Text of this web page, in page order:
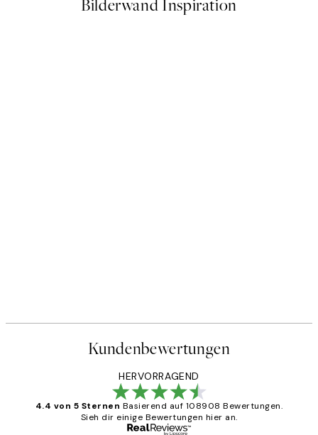
Bilderwand Inspiration
Kundenbewertungen
HERVORRAGEND
4.4 von 5 Sternen Basierend auf 108908 Bewertungen.
Sieh dir einige Bewertungen hier an.